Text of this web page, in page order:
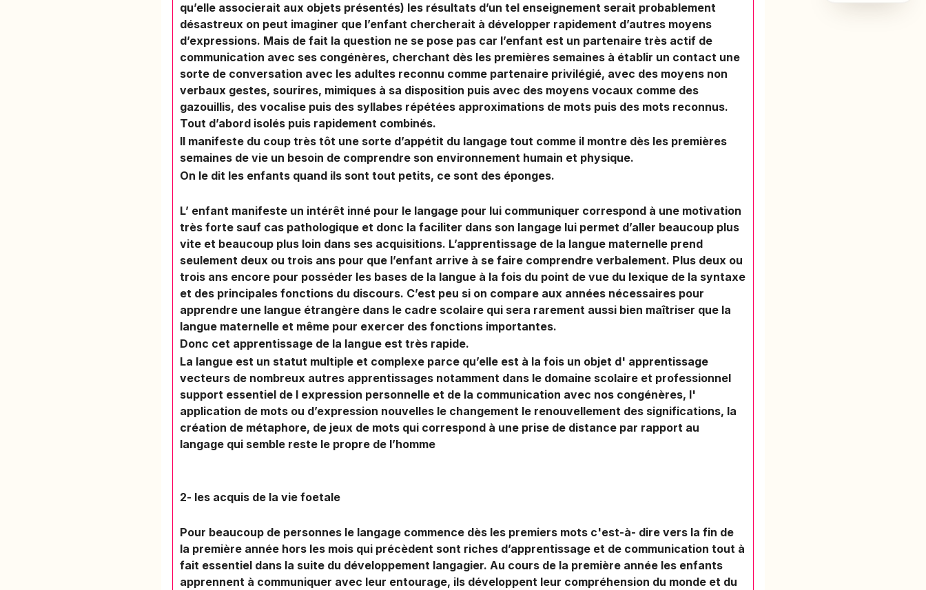
qu’elle associerait aux objets présentés) les résultats d’un tel enseignement serait probablement
désastreux on peut imaginer que l’enfant chercherait à développer rapidement d’autres moyens
d’expressions. Mais de fait la question ne se pose pas car l’enfant est un partenaire très actif de
communication avec ses congénères, cherchant dès les premières semaines à établir un contact une
sorte de conversation avec les adultes reconnu comme partenaire privilégié, avec des moyens non
verbaux gestes, sourires, mimiques à sa disposition puis avec des moyens vocaux comme des
gazouillis, des vocalise puis des syllabes répétées approximations de mots puis des mots reconnus.
Tout d’abord isolés puis rapidement combinés.
Il manifeste du coup très tôt une sorte d’appétit du langage tout comme il montre dès les premières
semaines de vie un besoin de comprendre son environnement humain et physique.
On le dit les enfants quand ils sont tout petits, ce sont des éponges.
L’ enfant manifeste un intérêt inné pour le langage pour lui communiquer correspond à une motivation
très forte sauf cas pathologique et donc la faciliter dans son langage lui permet d’aller beaucoup plus
vite et beaucoup plus loin dans ses acquisitions. L’apprentissage de la langue maternelle prend
seulement deux ou trois ans pour que l’enfant arrive à se faire comprendre verbalement. Plus deux ou
trois ans encore pour posséder les bases de la langue à la fois du point de vue du lexique de la syntaxe
et des principales fonctions du discours. C’est peu si on compare aux années nécessaires pour
apprendre une langue étrangère dans le cadre scolaire qui sera rarement aussi bien maîtriser que la
langue maternelle et même pour exercer des fonctions importantes.
Donc cet apprentissage de la langue est très rapide.
La langue est un statut multiple et complexe parce qu’elle est à la fois un objet d' apprentissage
vecteurs de nombreux autres apprentissages notamment dans le domaine scolaire et professionnel
support essentiel de l expression personnelle et de la communication avec nos congénères, l'
application de mots ou d’expression nouvelles le changement le renouvellement des significations, la
création de métaphore, de jeux de mots qui correspond à une prise de distance par rapport au
langage qui semble reste le propre de l’homme
2- les acquis de la vie foetale
Pour beaucoup de personnes le langage commence dès les premiers mots c'est-à- dire vers la fin de
la première année hors les mois qui précèdent sont riches d’apprentissage et de communication tout à
fait essentiel dans la suite du développement langagier. Au cours de la première année les enfants
apprennent à communiquer avec leur entourage, ils développent leur compréhension du monde et du